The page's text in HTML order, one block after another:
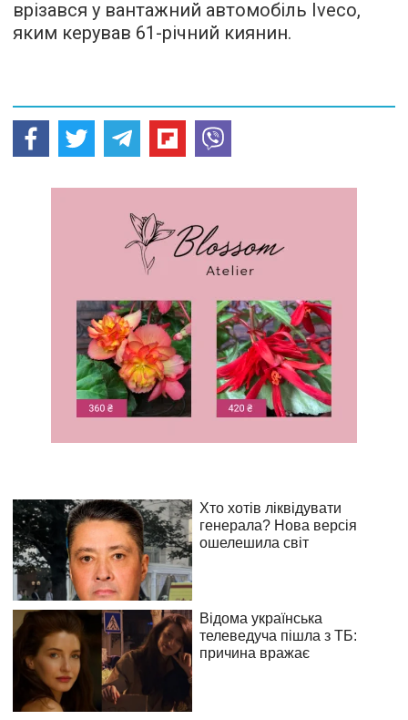
врізався у вантажний автомобіль Iveco,
яким керував 61-річний киянин.